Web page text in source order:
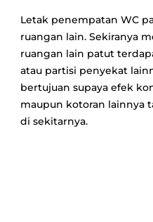
Letak penempatan WC
ruangan lain. Sekiranya
ruangan lain patut
atau partisi penyekat
bertujuan supaya efek
maupun kotoran lainnya
di sekitarnya.